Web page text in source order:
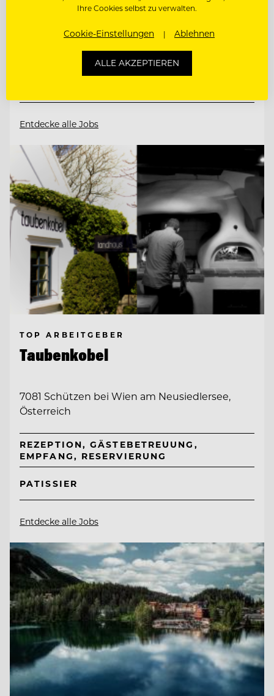
6675 Tannheim, Österreich
CHEF DE RANG
Entdecke alle Jobs
TOP ARBEITGEBER
Taubenkobel
7081 Schützen bei Wien am Neusiedlersee,
Österreich
REZEPTION, GÄSTEBETREUUNG,
EMPFANG, RESERVIERUNG
PATISSIER
Entdecke alle Jobs
Ihre Cookies selbst zu verwalten.
Cookie-Einstellungen Ablehnen
ALLE AKZEPTIEREN